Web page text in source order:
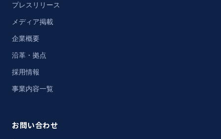
プレスリリース
メディア掲載
企業概要
沿革・拠点
採用情報
事業内容一覧
お問い合わせ